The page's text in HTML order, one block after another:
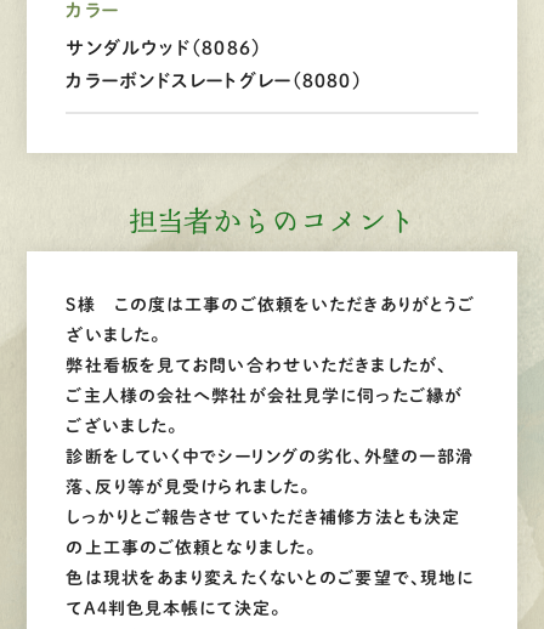
カラー
サンダルウッド（8086）
カラーボンドスレートグレー（8080）
担当者からのコメント
S様 この度は工事のご依頼をいただきありがとうご
ざいました。
弊社看板を見てお問い合わせいただきましたが、
ご主人様の会社へ弊社が会社見学に伺ったご縁が
ございました。
診断をしていく中でシーリングの劣化、外壁の一部滑
落、反り等が見受けられました。
しっかりとご報告させていただき補修方法とも決定
の上工事のご依頼となりました。
色は現状をあまり変えたくないとのご要望で、現地に
てA4判色見本帳にて決定。